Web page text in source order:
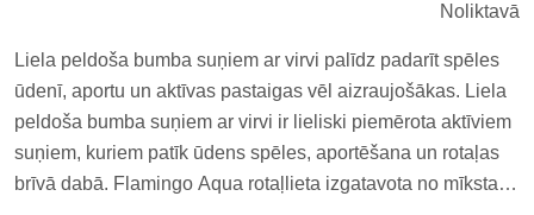
Noliktavā
Liela peldoša bumba suņiem ar virvi palīdz padarīt spēles
ūdenī, aportu un aktīvas pastaigas vēl aizraujošākas. Liela
peldoša bumba suņiem ar virvi ir lieliski piemērota aktīviem
suņiem, kuriem patīk ūdens spēles, aportēšana un rotaļas
brīvā dabā. Flamingo Aqua rotaļlieta izgatavota no mīksta